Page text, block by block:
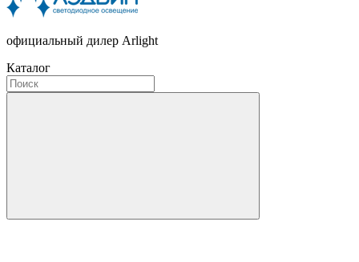
официальный дилер Arlight
Каталог